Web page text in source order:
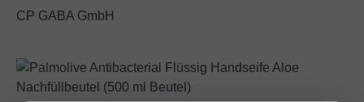
CP GABA GmbH
Bildergalerie überspringen